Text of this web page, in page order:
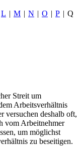
L | M | N | O | P | Q
Streit um
Arbeitsverhältnis
versuchen deshalb oft,
vom Arbeitnehmer
um möglichst
zu beseitigen.